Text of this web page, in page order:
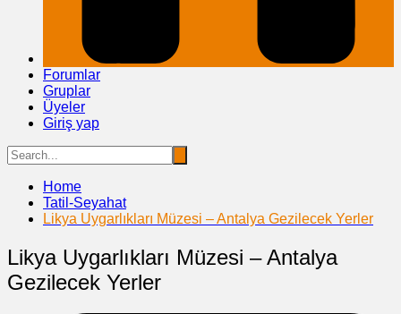
Forumlar
Gruplar
Üyeler
Giriş yap
Home
Tatil-Seyahat
Likya Uygarlıkları Müzesi – Antalya Gezilecek Yerler
Likya Uygarlıkları Müzesi – Antalya
Gezilecek Yerler